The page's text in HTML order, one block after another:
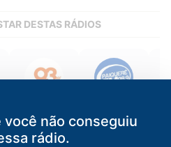
DESTAS RÁDIOS
Guarapuava /PR
93.7 FM
Londrina /PR
98.9 FM
você não conseguiu
rádio.